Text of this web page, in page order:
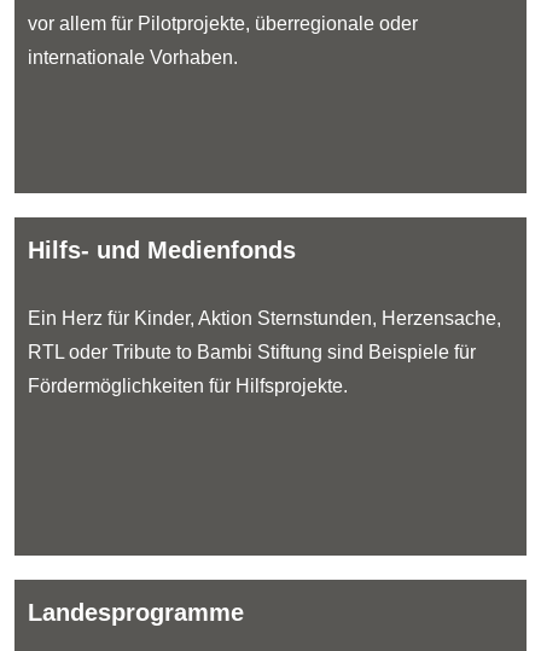
vor allem für Pilotprojekte, überregionale oder
internationale Vorhaben.
Hilfs- und Medienfonds
Ein Herz für Kinder, Aktion Sternstunden, Herzensache,
RTL oder Tribute to Bambi Stiftung sind Beispiele für
Fördermöglichkeiten für Hilfsprojekte.
Landesprogramme